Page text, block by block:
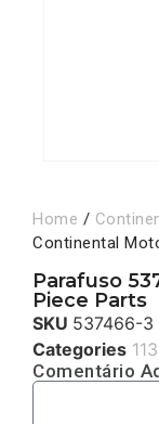
Home /
Continental
Parafuso
Piece Parts
SKU 537466-3
Categories 113
Comentário